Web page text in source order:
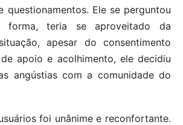
questionamentos. Ele se perguntou
forma, teria se aproveitado da
apesar do consentimento
apoio e acolhimento, ele decidiu
angústias com a comunidade do
foi unânime e reconfortante.